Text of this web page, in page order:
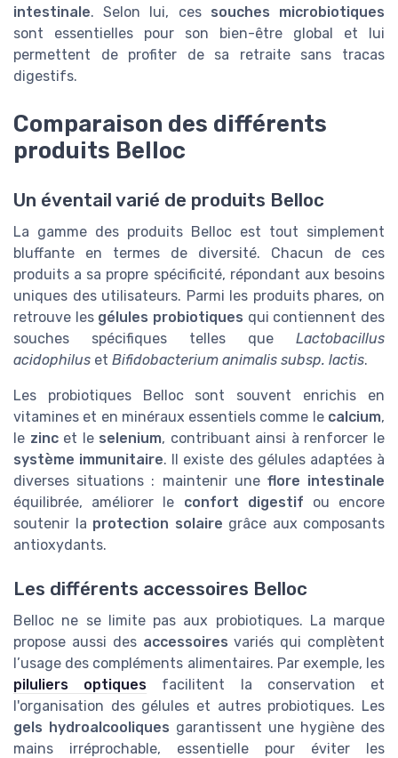
intestinale. Selon lui, ces souches microbiotiques
sont essentielles pour son bien-être global et lui
permettent de profiter de sa retraite sans tracas
digestifs.
Comparaison des différents
produits Belloc
Un éventail varié de produits Belloc
La gamme des produits Belloc est tout simplement
bluffante en termes de diversité. Chacun de ces
produits a sa propre spécificité, répondant aux besoins
uniques des utilisateurs. Parmi les produits phares, on
retrouve les gélules probiotiques qui contiennent des
souches spécifiques telles que Lactobacillus
acidophilus et Bifidobacterium animalis subsp. lactis.
Les probiotiques Belloc sont souvent enrichis en
vitamines et en minéraux essentiels comme le calcium,
le zincet le selenium, contribuant ainsi à renforcer le
système immunitaire. Il existe des gélules adaptées à
diverses situations : maintenir une flore intestinale
équilibrée, améliorer le confort digestif ou encore
soutenir la protection solaire grâce aux composants
antioxydants.
Les différents accessoires Belloc
Belloc ne se limite pas aux probiotiques. La marque
propose aussi des accessoires variés qui complètent
l’usage des compléments alimentaires. Par exemple, les
piluliers optiques facilitent la conservation et
l'organisation des gélules et autres probiotiques. Les
gels hydroalcooliques garantissent une hygiène des
mains irréprochable, essentielle pour éviter les